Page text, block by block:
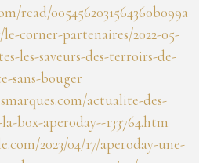
read/0054562031564360b099a
corner-partenaires/2022-05-
les-saveurs-des-terroirs-de-
sans-bouger
actualite-des-
box-aperoday--133764.htm
2023/04/17/aperoday-une-